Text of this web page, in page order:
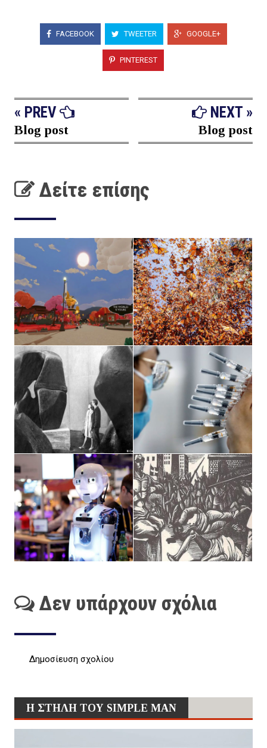
FACEBOOK TWEETER GOOGLE+
PINTEREST
« PREV
Blog post
NEXT »
Blog post
Δείτε επίσης
Δεν υπάρχουν σχόλια
Δημοσίευση σχολίου
Η ΣΤΗΛΗ ΤΟΥ SIMPLE MAN